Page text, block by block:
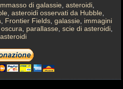
di galassie ,asteroidi
,asteroidi osservati da Hubble
Frontier Fields ,galassie
immagini
parallasse ,scie di asteroidi